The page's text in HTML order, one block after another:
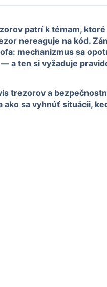
patrí k témam,
nereaguje na kód.
mechanizmus sa
a ten si vyžaduje
trezorov a
ako sa vyhnúť situácii,